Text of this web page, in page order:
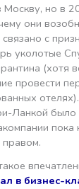
Москву, но в
они
связано с
уколотые
(хотя
провести
Ланкой было
пока
правом.
в бизнес-